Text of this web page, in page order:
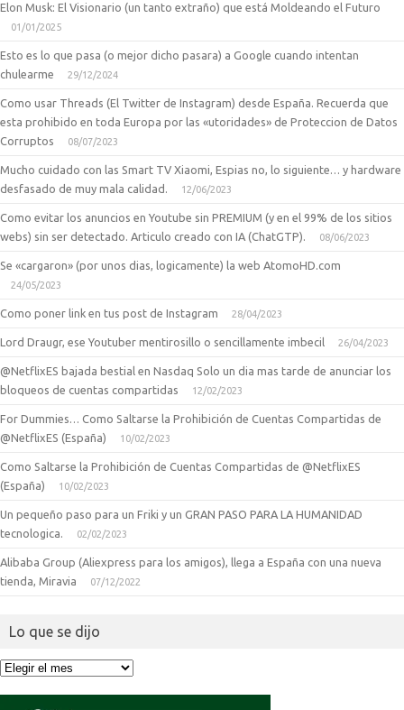
Elon Musk: El Visionario (un tanto extraño) que está Moldeando el Futuro
01/01/2025
Esto es lo que pasa (o mejor dicho pasara) a Google cuando intentan
chulearme
29/12/2024
Como usar Threads (El Twitter de Instagram) desde España. Recuerda que
esta prohibido en toda Europa por las «utoridades» de Proteccion de Datos
Corruptos
08/07/2023
Mucho cuidado con las Smart TV Xiaomi, Espias no, lo siguiente… y hardware
desfasado de muy mala calidad.
12/06/2023
Como evitar los anuncios en Youtube sin PREMIUM (y en el 99% de los sitios
webs) sin ser detectado. Articulo creado con IA (ChatGTP).
08/06/2023
Se «cargaron» (por unos dias, logicamente) la web AtomoHD.com
24/05/2023
Como poner link en tus post de Instagram 28/04/2023
Lord Draugr, ese Youtuber mentirosillo o sencillamente imbecil 26/04/2023
@NetflixES bajada bestial en Nasdaq Solo un dia mas tarde de anunciar los
bloqueos de cuentas compartidas
12/02/2023
For Dummies… Como Saltarse la Prohibición de Cuentas Compartidas de
@NetflixES (España)
10/02/2023
Como Saltarse la Prohibición de Cuentas Compartidas de @NetflixES
(España)
10/02/2023
Un pequeño paso para un Friki y un GRAN PASO PARA LA HUMANIDAD
tecnologica.
02/02/2023
Alibaba Group (Aliexpress para los amigos), llega a España con una nueva
tienda, Miravia
07/12/2022
Lo que se dijo
Lo